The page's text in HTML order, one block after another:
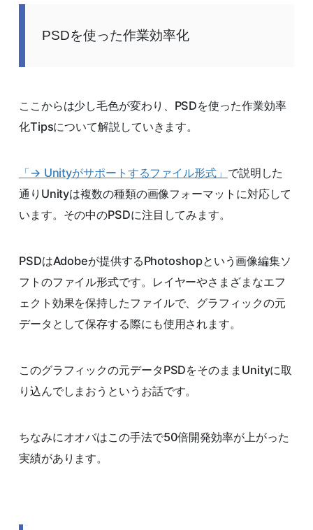
PSDを使った作業効率化
ここからは少し毛色が変わり、PSDを使った作業効率
化Tipsについて解説していきます。
「→ Unityがサポートするファイル形式」 で説明した
通りUnityは複数の種類の画像フォーマットに対応して
います。その中のPSDに注目してみます。
PSDはAdobeが提供するPhotoshopという画像編集ソ
フトのファイル形式です。レイヤーやさまざまなエフ
ェクト効果を保持したファイルで、グラフィックの元
データとして保存する際にも使用されます。
このグラフィックの元データPSDをそのままUnityに取
り込んでしまおうというお話です。
ちなみにオオバはこの手法で50倍開発効率が上がった
実績があります。